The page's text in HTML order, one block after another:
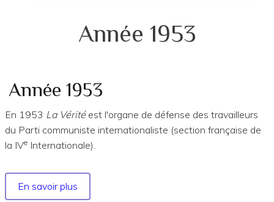
Année 1953
Année 1953
En 1953 La Véritéest l'organe de défense des travailleurs
du Parti communiste internationaliste (section française de
la IVe Internationale).
En savoir plus